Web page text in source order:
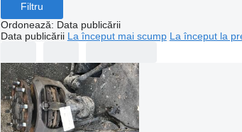
Filtru
Ordonează: Data publicării
Data publicării La început mai scump La început la